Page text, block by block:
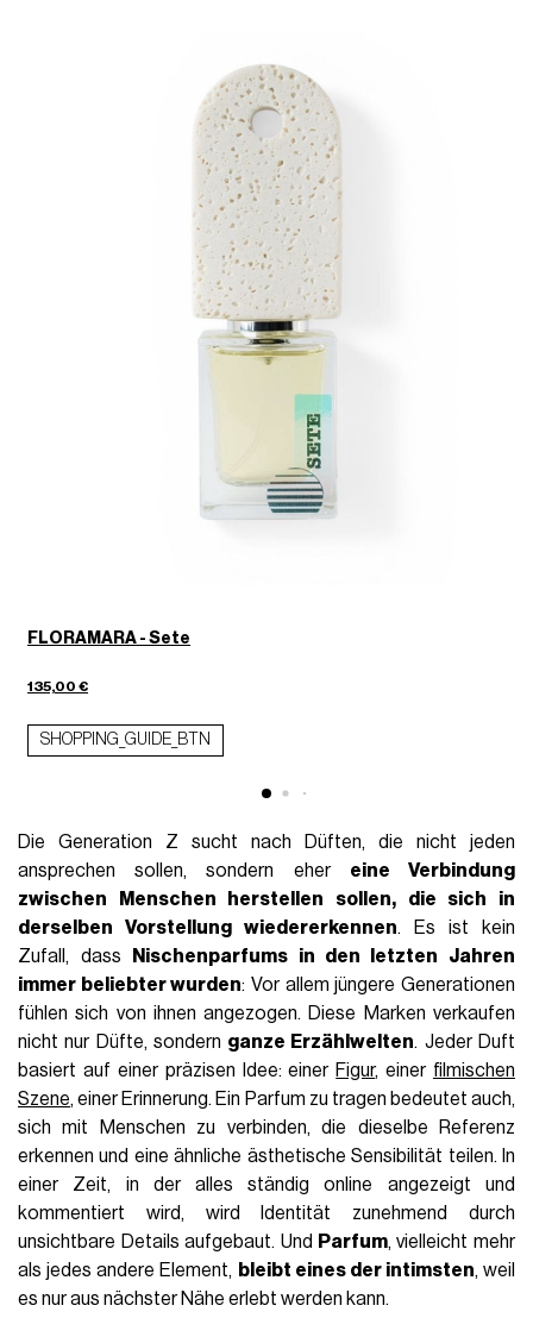
FLORAMARA - Sete
135,00 €
SHOPPING_GUIDE_BTN
Die Generation Z sucht nach Düften, die nicht jeden
ansprechen sollen, sondern eher eine Verbindung
zwischen Menschen herstellen sollen, die sich in
derselben Vorstellung wiedererkennen. Es ist kein
Zufall, dass
Nischenparfums in den letzten Jahren
immer beliebter wurden: Vor allem jüngere Generationen
fühlen sich von ihnen angezogen. Diese Marken verkaufen
nicht nur Düfte, sondern ganze Erzählwelten. Jeder Duft
basiert auf einer präzisen Idee: einer Figur, einer filmischen
Szene, einer Erinnerung. Ein Parfum zu tragen bedeutet auch,
sich mit Menschen zu verbinden, die dieselbe Referenz
erkennen und eine ähnliche ästhetische Sensibilität teilen. In
einer Zeit, in der alles ständig online angezeigt und
kommentiert wird, wird Identität zunehmend durch
unsichtbare Details aufgebaut. Und Parfum, vielleicht mehr
als jedes andere Element, bleibt eines der intimsten, weil
es nur aus nächster Nähe erlebt werden kann.